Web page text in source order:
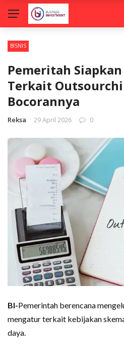
BISNIS
Pemeritah
Terkait
Bocorannya
Reksa 29 April 2026 0
BI-Pemerintah berencana
mengatur terkait kebijakan
daya.